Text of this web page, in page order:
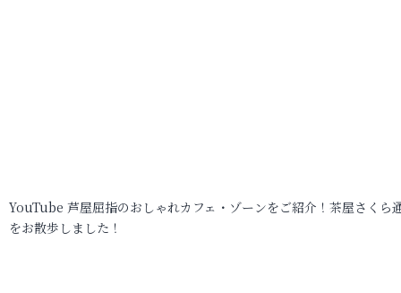
YouTube 芦屋屈指のおしゃれカフェ・ゾーンをご紹介！茶屋さくら
をお散歩しました！